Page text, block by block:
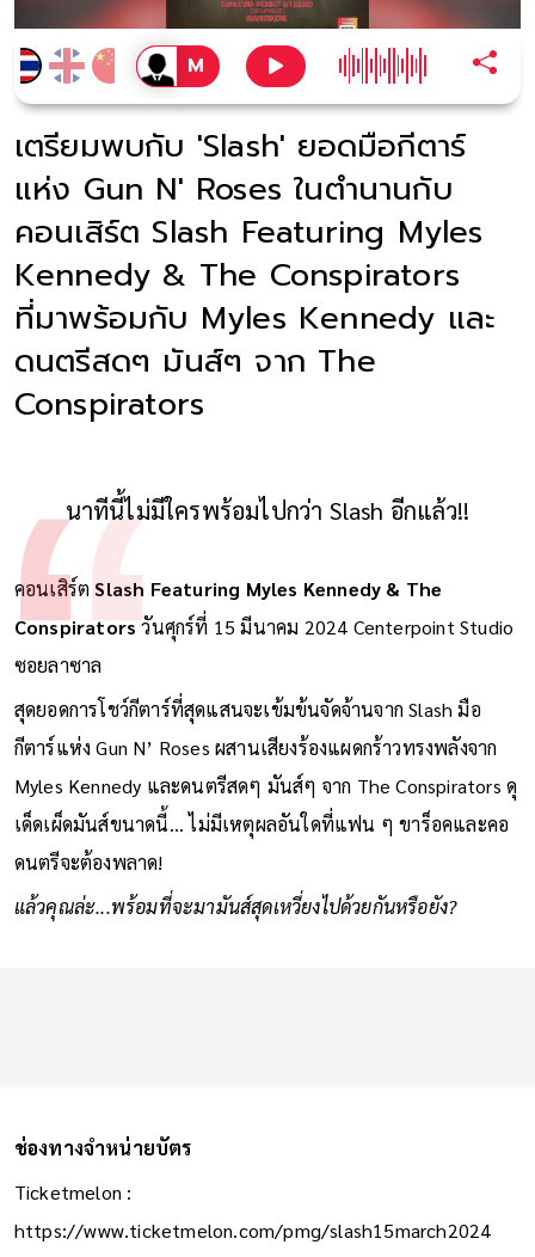
เตรียมพบกับ 'Slash' ยอดมือกีตาร์
แห่ง Gun N' Roses ในตำนานกับ
คอนเสิร์ต Slash Featuring Myles
Kennedy & The Conspirators
ที่มาพร้อมกับ Myles Kennedy และ
ดนตรีสดๆ มันส์ๆ จาก The
Conspirators
นาทีนี้ไม่มีใครพร้อมไปกว่า Slash อีกแล้ว!!
คอนเสิร์ตSlash Featuring Myles Kennedy & The
Conspiratorsวันศุกร์ที่ 15 มีนาคม 2024 Centerpoint Studio
ซอยลาซาล
สุดยอดการโชว์กีตาร์ที่สุดแสนจะเข้มข้นจัดจ้านจาก Slash มือ
กีตาร์แห่ง Gun N’ Roses ผสานเสียงร้องแผดกร้าวทรงพลังจาก
Myles Kennedy และดนตรีสดๆ มันส์ๆ จาก The Conspirators ดุ
เด็ดเผ็ดมันส์ขนาดนี้... ไม่มีเหตุผลอันใดที่แฟน ๆ ขาร็อคและคอ
ดนตรีจะต้องพลาด!
แล้วคุณล่ะ...พร้อมที่จะมามันส์สุดเหวี่ยงไปด้วยกันหรือยัง?
ช่องทางจำหน่ายบัตร
Ticketmelon :
https://www.ticketmelon.com/pmg/slash15march2024